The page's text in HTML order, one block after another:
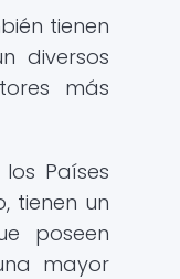
tienen
diversos
más
Países
tienen un
poseen
mayor